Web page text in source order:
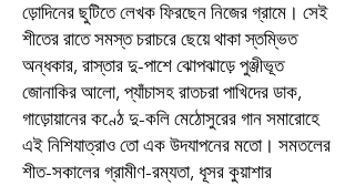
ড়োদিনের ছুটিতে লেখক ফিরছেন নিজের গ্রামে। সেই
শীতের রাতে সমস্ত চরাচরে ছেয়ে থাকা স্তম্ভিত
অন্ধকার, রাস্তার দু-পাশে ঝোপঝাড়ে পুঞ্জীভূত
জোনাকির আলো, প্যাঁচাসহ রাতচরা পাখিদের ডাক,
গাড়োয়ানের কণ্ঠে দু-কলি মেঠোসুরের গান সমারোহে
এই নিশিযাত্রাও তো এক উদযাপনের মতো। সমতলের
শীত-সকালের গ্রামীণ-রম্যতা, ধূসর কুয়াশার